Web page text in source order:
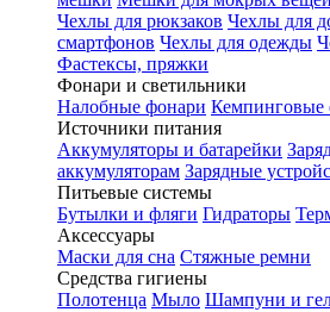
Чехлы для рюкзаков Чехлы для
смартфонов Чехлы для одежды
Фастексы, пряжки
Фонари и светильники
Налобные фонари Кемпинговые
Источники питания
Аккумуляторы и батарейки
аккумуляторам Зарядные
Питьевые системы
Бутылки и фляги Гидраторы
Аксессуары
Маски для сна Стяжные ремни
Средства гигиены
Полотенца Мыло Шампуни и